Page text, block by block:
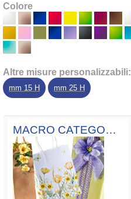
Colore
Altre misure personalizzabili:
mm 15 H mm 25 H
MACRO CATEGORIE